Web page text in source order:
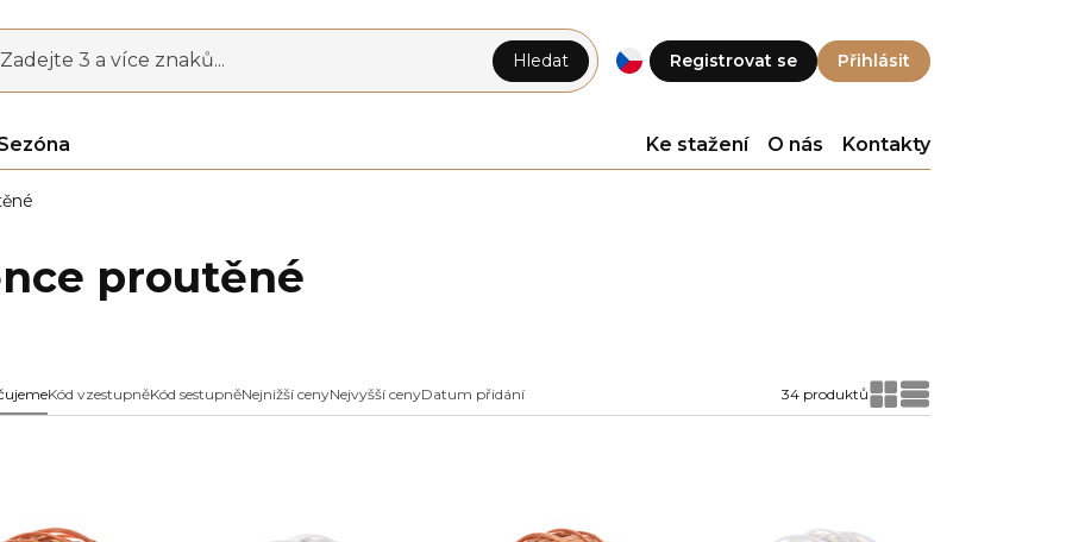
Registrovat se Přihlásit
Zadejte 3 a více znaků... Hledat
Ke stažení O nás Kontakty
proutěné
Kód vzestupněKód sestupněNejnižší cenyNejvyšší cenyDatum přidání 34 produktů